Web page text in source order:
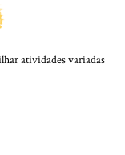
atividades variadas